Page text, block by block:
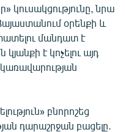
նրա
օրենքի և
մանդատ է
է կոչելու այդ
բնորոշեց
դարաշրջան բացելը.